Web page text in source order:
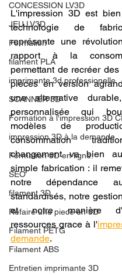
CONCESSION LV3D
JEU LV3D
Formation
filament PLA
imprimante 3d professionelle
SCANNER 3D
Formation à l'impression 3D
impression 3D à la demande
Formation 3D en ligne.
SEO
filament 3D
Refaire une piece en 3D
Filament PETG
Filament ABS
Entretien imprimante 3D
L'impression 3D est
technologie de
représente une
rapport à la
permettant de recréer
pièces en version
une alternative
personnalisée qui
modèles de
consommation
changement va bien
simple fabrication : il
notre dépendance
standardisés, notre
et notre manière
ressources grace à l'
demande.